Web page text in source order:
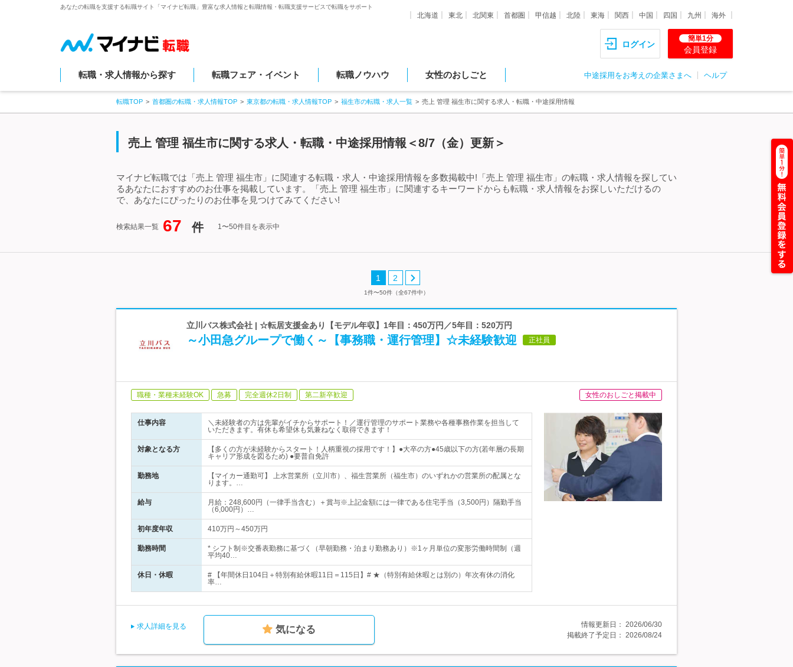
あなたの転職を支援する転職サイト「マイナビ転職」豊富な求人情報と転職情報・転職支援サービスで転職をサポート
北海道 東北 北関東 首都圏 甲信越 北陸 東海 関西 中国 四国 九州 海外
ログイン
簡単1分
会員登録
転職・求人情報から探す 転職フェア・イベント 転職ノウハウ 女性のおしごと 中途採用をお考えの企業さまへ ヘルプ
転職TOP 首都圏の転職・求人情報TOP 東京都の転職・求人情報TOP 福生市の転職・求人一覧 売上 管理 福生市に関する求人・転職・中途採用情報
売上 管理 福生市に関する求人・転職・中途採用情報＜8/7（金）更新＞
マイナビ転職では「売上 管理 福生市」に関連する転職・求人・中途採用情報を多数掲載中!「売上 管理 福生市」の転職・求人情報を探してい
るあなたにおすすめのお仕事を掲載しています。「売上 管理 福生市」に関連するキーワードからも転職・求人情報をお探しいただけるの
で、あなたにぴったりのお仕事を見つけてみてください!
検索結果一覧 67 件 1〜50件目を表示中
1 2
1件〜50件（全67件中）
立川バス株式会社 | ☆転居支援金あり【モデル年収】1年目：450万円／5年目：520万円
～小田急グループで働く～【事務職・運行管理】☆未経験歓迎 正社員
職種・業種未経験OK 急募 完全週休2日制 第二新卒歓迎 女性のおしごと掲載中
仕事内容
＼未経験者の方は先輩がイチからサポート！／運行管理のサポート業務や各種事務作業を担当して
いただきます。有休も希望休も気兼ねなく取得できます！
対象となる方
【多くの方が未経験からスタート！人柄重視の採用です！】●大卒の方●45歳以下の方(若年層の長期
キャリア形成を図るため) ●要普自免許
勤務地
【マイカー通勤可】 上水営業所（立川市）、福生営業所（福生市）のいずれかの営業所の配属とな
ります。…
給与
月給：248,600円（一律手当含む）＋賞与※上記金額には一律である住宅手当（3,500円）隔勤手当
（6,000円）…
初年度年収 410万円～450万円
勤務時間
* シフト制※交番表勤務に基づく（早朝勤務・泊まり勤務あり）※1ヶ月単位の変形労働時間制（週
平均40…
休日・休暇
# 【年間休日104日＋特別有給休暇11日＝115日】# ★（特別有給休暇とは別の）年次有休の消化
率…
求人詳細を見る 気になる 情報更新日： 2026/06/30
掲載終了予定日： 2026/08/24